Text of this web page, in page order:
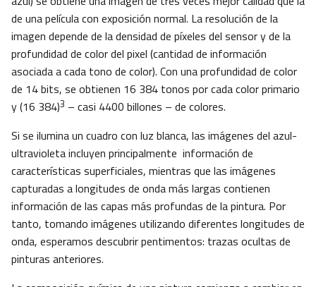
de una película con exposición normal. La resolución de la
imagen depende de la densidad de píxeles del sensor y de la
profundidad de color del pixel (cantidad de información
asociada a cada tono de color). Con una profundidad de color
de 14 bits, se obtienen 16 384 tonos por cada color primario
y (16 384)3 – casi 4400 billones – de colores.
Si se ilumina un cuadro con luz blanca, las imágenes del azul-
ultravioleta incluyen principalmente información de
características superficiales, mientras que las imágenes
capturadas a longitudes de onda más largas contienen
información de las capas más profundas de la pintura. Por
tanto, tomando imágenes utilizando diferentes longitudes de
onda, esperamos descubrir pentimentos: trazas ocultas de
pinturas anteriores.